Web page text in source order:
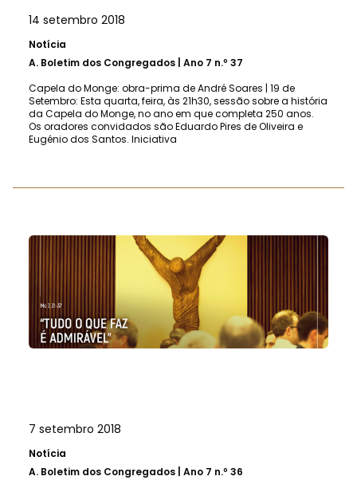
14 setembro 2018
Notícia
A. Boletim dos Congregados | Ano 7 n.º 37
Capela do Monge: obra-prima de André Soares | 19 de
Setembro: Esta quarta, feira, às 21h30, sessão sobre a história
da Capela do Monge, no ano em que completa 250 anos.
Os oradores convidados são Eduardo Pires de Oliveira e
Eugénio dos Santos. Iniciativa
7 setembro 2018
Notícia
A. Boletim dos Congregados | Ano 7 n.º 36